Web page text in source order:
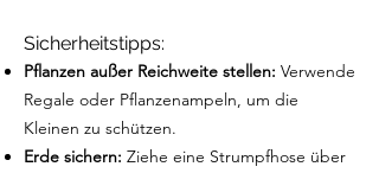
Sicherheitstipps:
Pflanzen außer Reichweite stellen: Verwende
Regale oder Pflanzenampeln, um die
Kleinen zu schützen.
Erde sichern: Ziehe eine Strumpfhose über